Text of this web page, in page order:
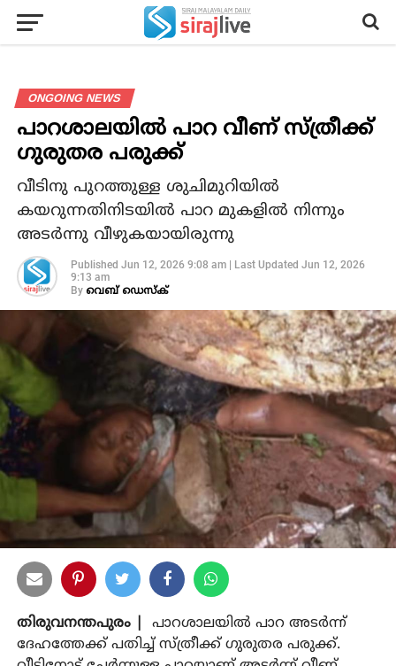
ONGOING NEWS
പാറശാലയില്‍ പാറ വീണ് സ്ത്രീക്ക്
ഗുരുതര പരുക്ക്
വീടിനു പുറത്തുള്ള ശുചിമുറിയില്‍
കയറുന്നതിനിടയില്‍ പാറ മുകളില്‍ നിന്നും
അടര്‍ന്നു വീഴുകയായിരുന്നു
Published Jun 12, 2026 9:08 am| Last Updated Jun 12, 2026
9:13 am
By വെബ് ഡെസ്‌ക്
തിരുവനന്തപുരം |
പാറശാലയില്‍ പാറ അടര്‍ന്ന്
ദേഹത്തേക്ക് പതിച്ച് സ്ത്രീക്ക് ഗുരുതര പരുക്ക്.